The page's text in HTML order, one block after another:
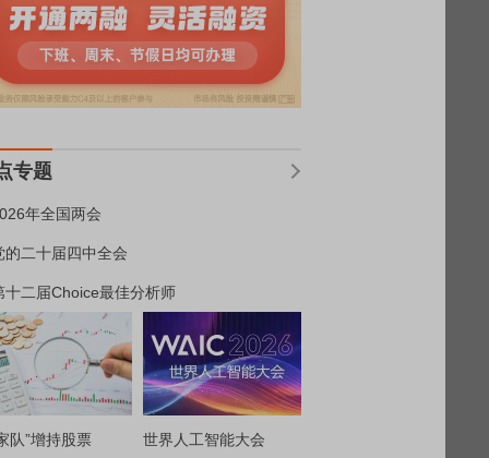
专题
年全国两会
的二十届四中全会
十二届Choice最佳分析师
队”增持股票 世界人工智能大会